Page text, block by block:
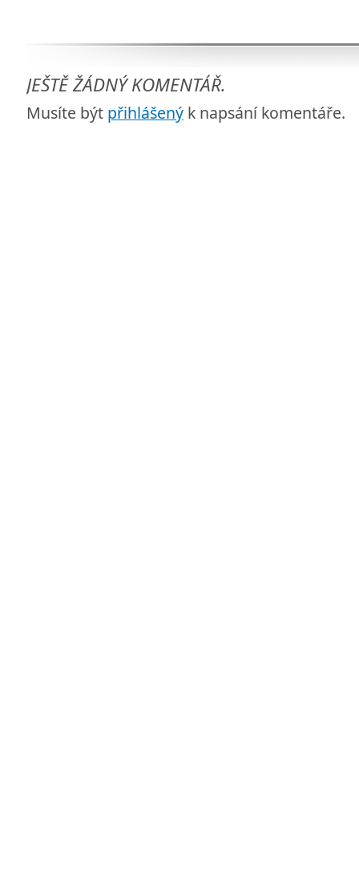
JEŠTĚ ŽÁDNÝ KOMENTÁŘ.
Musíte být přihlášený k napsání komentáře.